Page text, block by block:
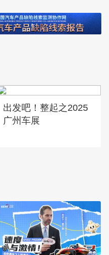
出发吧！整起之2025
广州车展